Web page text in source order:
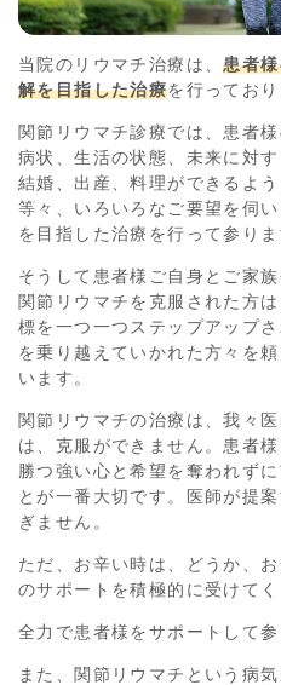
当院のリウマチ治療は、患者
解を目指した治療を行っており
関節リウマチ診療では、患者
病状、生活の状態、未来に対
結婚、出産、料理ができるよ
等々、いろいろなご要望を伺
を目指した治療を行って参りま
そうして患者様ご自身とご家
関節リウマチを克服された方
標を一つ一つステップアップ
を乗り越えていかれた方々を
います。
関節リウマチの治療は、我々
は、克服ができません。患者
勝つ強い心と希望を奪われず
とが一番大切です。医師が提
ぎません。
ただ、お辛い時は、どうか、
のサポートを積極的に受けてく
全力で患者様をサポートして参
また、関節リウマチという病